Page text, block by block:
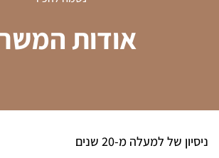
אודות
ניסיון של למעלה מ-20 שנים